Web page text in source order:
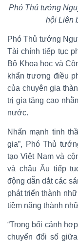
Phó Thủ tướng
hội Liên
Phó Thủ tướng
Tài chính tiếp tục
Bộ Khoa học và
khẩn trương điều
của chuyên gia
trị gia tăng cao
nước.
Nhấn mạnh tinh
gia”, Phó Thủ
tạo Việt Nam và
và châu Âu tiếp
động dẫn dắt các
phát triển thành
tiềm năng thành
“Trong bối cảnh
chuyển đổi số